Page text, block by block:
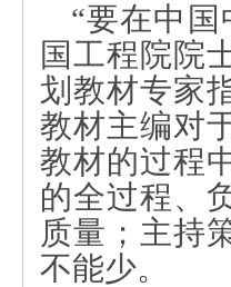
“要在中
国工程院院
划教材专家
教材主编对
教材的过程
的全过程、
质量；主持
不能少。